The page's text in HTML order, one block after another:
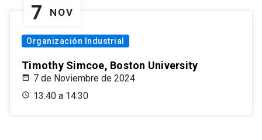
7 NOV
Organización Industrial
Timothy Simcoe, Boston University
7 de Noviembre de 2024
13:40 a 14:30